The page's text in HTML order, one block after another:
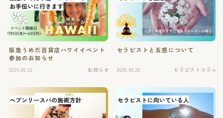
セラピストコラム
心と身体と精神の豆知識
阪急うめだ百貨店ハワイイベント
参加のお知らせ
2026.06.22 お知らせ
セラピストと五感について
2026.06.20 セラピストコラム